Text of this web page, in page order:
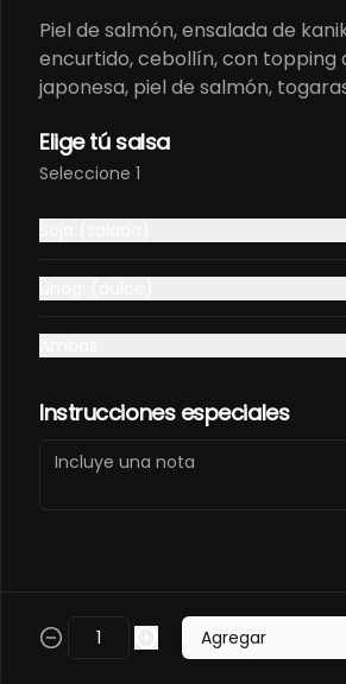
Cerveza
Elige tú favorita
$8.000
Piel de salmón, ensalada de
encurtido, cebollín, con topping
japonesa, piel de salmón,
Elige tú salsa
Seleccione 1
Instrucciones especiales
Agregar